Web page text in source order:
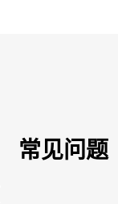
常见问题